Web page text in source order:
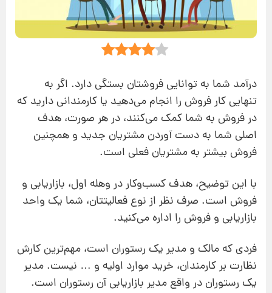
درآمد شما به توانایی فروشتان بستگی دارد. اگر به
تنهایی کار فروش را انجام می‌دهید یا کارمندانی دارید که
در فروش به شما کمک می‌کنند، در هر صورت، هدف
اصلی شما به دست‌ آوردن مشتریان جدید و همچنین
فروش بیشتر به مشتریان فعلی است.
با این توضیح، هدف کسب‌و‌کار در وهله اول، بازاریابی و
فروش است. صرف‌ نظر از نوع فعالیتتان، شما یک واحد
بازاریابی و فروش را اداره می‌کنید.
فردی که مالک و مدیر یک رستوران است، مهم‌ترین کارش
نظارت بر کارمندان، خرید موارد اولیه و … نیست. مدیر
یک رستوران در ‌واقع مدیر بازاریابی آن رستوران است.